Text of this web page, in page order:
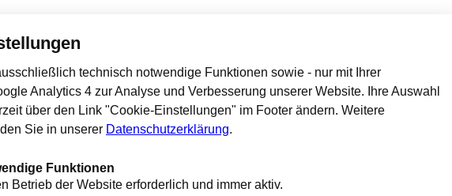
technisch notwendige Funktionen sowie - nur mit Ihrer
Analytics 4 zur Analyse und Verbesserung unserer Website. Ihre Auswahl
über den Link "Cookie-Einstellungen" im Footer ändern. Weitere
Sie in unserer Datenschutzerklärung.
Funktionen
Betrieb der Website erforderlich und immer aktiv.